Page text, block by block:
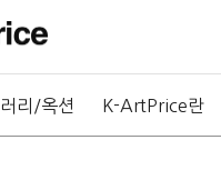
리/옥션 K-ArtPrice란